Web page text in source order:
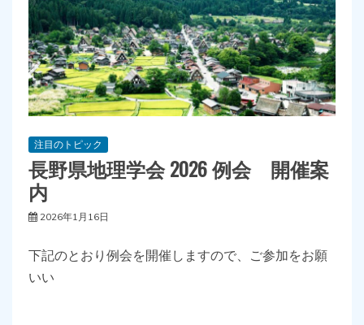
注目のトピック
長野県地理学会 2026 例会 開催案
内
2026年1月16日
下記のとおり例会を開催しますので、ご参加をお願
いい